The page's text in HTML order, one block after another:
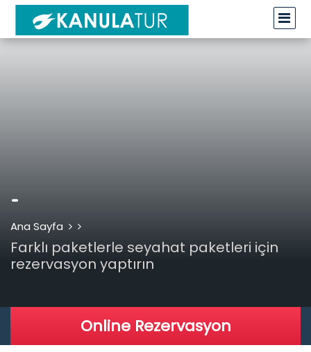
-
Ana Sayfa
Farklı paketlerle seyahat paketleri için
rezervasyon yaptırın
Online Rezervasyon